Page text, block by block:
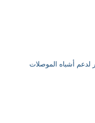
19 مليار دولار لدعم أشباه الموصلات